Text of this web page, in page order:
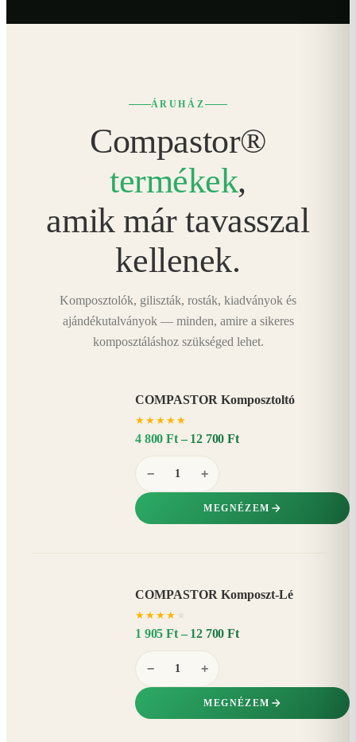
ÁRUHÁZ
Compastor®
termékek,
amik már tavasszal
kellenek.
Komposztolók, giliszták, rosták, kiadványok és
ajándékutalványok — minden, amire a sikeres
komposztáláshoz szükséged lehet.
COMPASTOR Komposztoltó
★ ★ ★ ★ ★
4 800 Ft – 12 700 Ft
− +
MEGNÉZEM
COMPASTOR Komposzt-Lé
★ ★ ★ ★
1 905 Ft – 12 700 Ft
− +
MEGNÉZEM